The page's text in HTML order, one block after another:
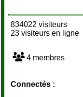
834022 visiteurs
23 visiteurs en ligne
4 membres
Connectés :